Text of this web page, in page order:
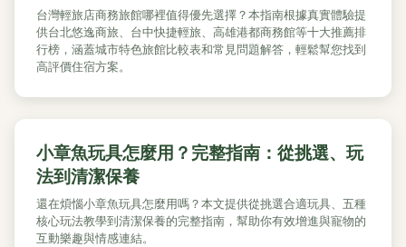
台灣輕旅店商務旅館哪裡值得優先選擇？本指南根據真實體驗提
供台北悠逸商旅、台中快捷輕旅、高雄港都商務館等十大推薦排
行榜，涵蓋城市特色旅館比較表和常見問題解答，輕鬆幫您找到
高評價住宿方案。
小章魚玩具怎麼用？完整指南：從挑選、玩
法到清潔保養
還在煩惱小章魚玩具怎麼用嗎？本文提供從挑選合適玩具、五種
核心玩法教學到清潔保養的完整指南，幫助你有效增進與寵物的
互動樂趣與情感連結。